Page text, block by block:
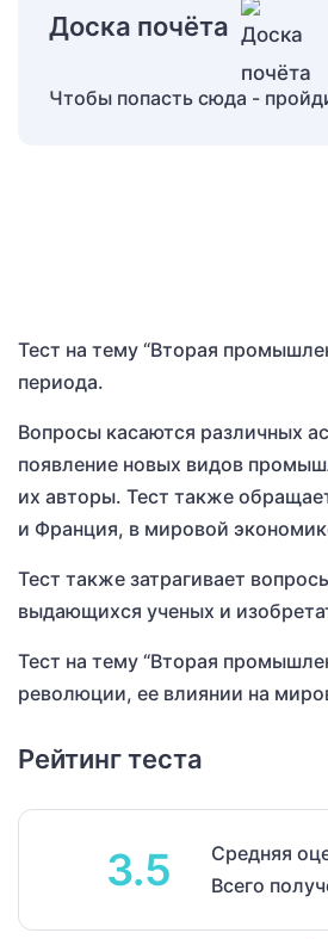
Доска почёта
Чтобы попасть сюда -
Тест на тему “Вторая
периода.
Вопросы касаются различных
появление новых видов
их авторы. Тест также
и Франция, в мировой
Тест также затрагивает
выдающихся ученых и
Тест на тему “Вторая
революции, ее влиянии на
Рейтинг теста
3.5
Средняя
Всего